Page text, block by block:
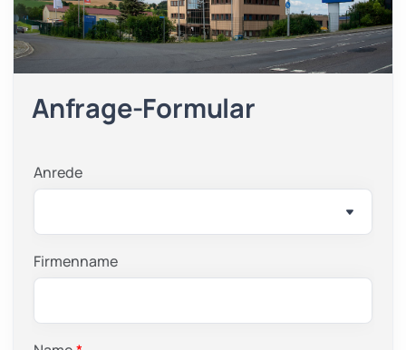
Anfrage-Formular